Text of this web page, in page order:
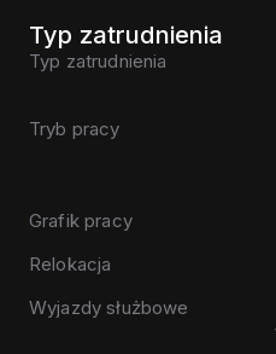
Typ zatrudnienia
Typ zatrudnienia
Tryb pracy
Grafik pracy
Relokacja
Wyjazdy służbowe